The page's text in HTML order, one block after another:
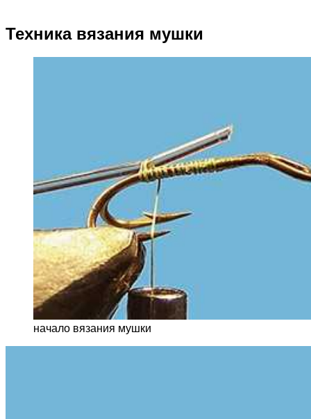
Техника вязания мушки
начало вязания мушки